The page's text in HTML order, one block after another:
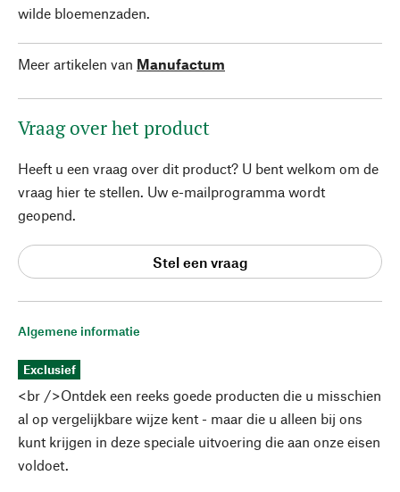
Algemene informatie
Exclusief
<br />Ontdek een reeks goede producten die u misschien
al op vergelijkbare wijze kent - maar die u alleen bij ons
kunt krijgen in deze speciale uitvoering die aan onze eisen
voldoet.
wilde bloemenzaden.
Meer artikelen van Manufactum
Vraag over het product
Heeft u een vraag over dit product? U bent welkom om de
vraag hier te stellen. Uw e-mailprogramma wordt
geopend.
Stel een vraag